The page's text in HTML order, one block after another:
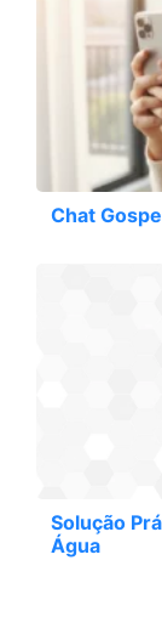
Chat
Solução
Água